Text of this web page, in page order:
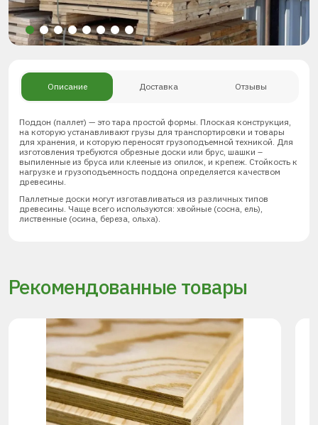
Описание Доставка Отзывы
Поддон (паллет) — это тара простой формы. Плоская конструкция,
на которую устанавливают грузы для транспортировки и товары
для хранения, и которую переносят грузоподъемной техникой. Для
изготовления требуются обрезные доски или брус, шашки –
выпиленные из бруса или клееные из опилок, и крепеж. Стойкость к
нагрузке и грузоподъемность поддона определяется качеством
древесины.
Паллетные доски могут изготавливаться из различных типов
древесины. Чаще всего используются: хвойные (сосна, ель),
лиственные (осина, береза, ольха).
Рекомендованные товары